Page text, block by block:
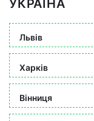
УКРАЇНА
Львів
Харків
Вінниця